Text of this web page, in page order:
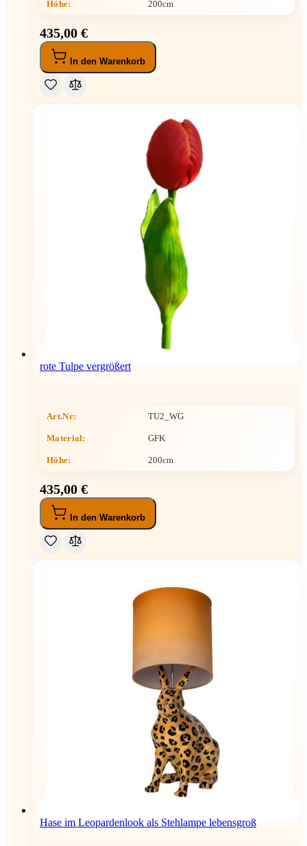
Höhe: 200cm
435,00 €
In den Warenkorb
rote Tulpe vergrößert
Art.Nr: TU2_WG
Material: GFK
Höhe: 200cm
435,00 €
In den Warenkorb
Hase im Leopardenlook als Stehlampe lebensgroß